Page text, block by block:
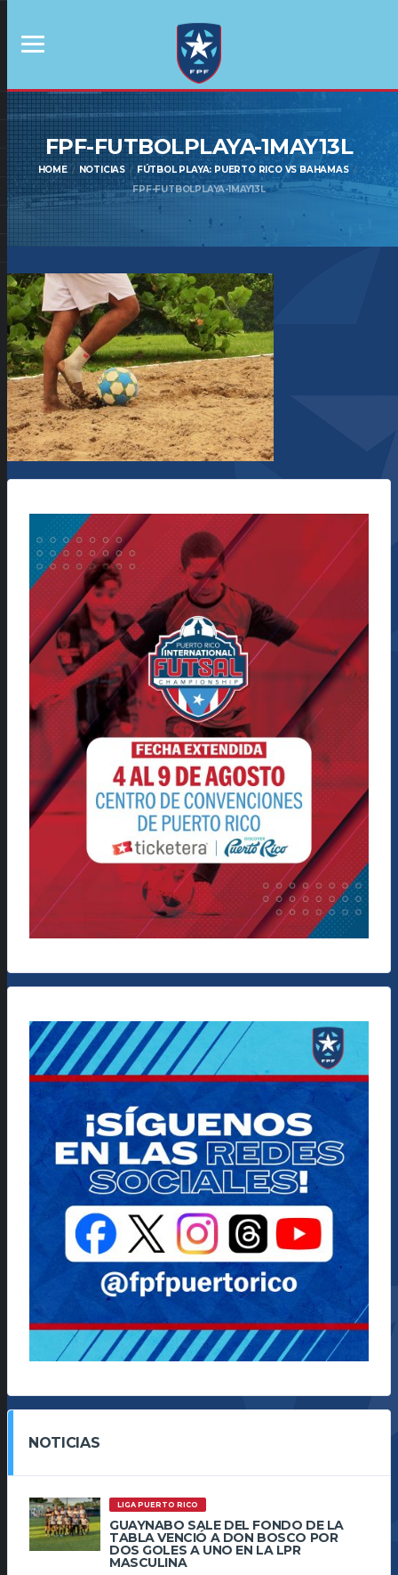
FPF-FUTBOLPLAYA-1MAY13L
HOME NOTICIAS
FÚTBOL PLAYA: PUERTO RICO VS BAHAMAS
FPF-FUTBOLPLAYA-1MAY13L
NOTICIAS
LIGA PUERTO RICO
GUAYNABO SALE DEL FONDO DE LA
TABLA VENCIÓ A DON BOSCO POR
DOS GOLES A UNO EN LA LPR
MASCULINA